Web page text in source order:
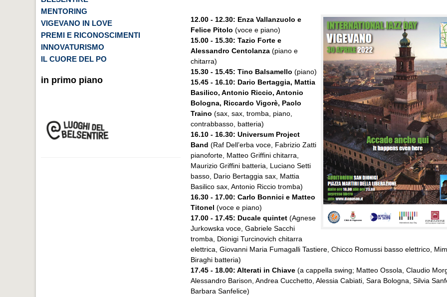
MENTORING
VIGEVANO IN LOVE
PREMI E RICONOSCIMENTI
INNOVATURISMO
IL CUORE DEL PO
in primo piano
12.00 - 12.30: Enza Vallanzuolo e
Felice Pitolo (voce e piano)
15.00 - 15.30: Tazio Forte e
Alessandro Centolanza (piano e
chitarra)
15.30 - 15.45: Tino Balsamello (piano)
15.45 - 16.10: Dario Bertaggia, Mattia
Basilico, Antonio Riccio, Antonio
Bologna, Riccardo Vigorè, Paolo
Traino (sax, sax, tromba, piano,
contrabbasso, batteria)
16.10 - 16.30: Universum Project
Band (Raf Dell’erba voce, Fabrizio Zatti
pianoforte, Matteo Griffini chitarra,
Maurizio Griffini batteria, Luciano Setti
basso, Dario Bertaggia sax, Mattia
Basilico sax, Antonio Riccio tromba)
16.30 - 17.00: Carlo Bonnici e Matteo
Titonel (voce e piano)
17.00 - 17.45: Ducale quintet (Agnese
Jurkowska voce, Gabriele Sacchi
tromba, Dionigi Turcinovich chitarra
elettrica, Giovanni Maria Fumagalli Tastiere, Chicco Romussi basso elettrico,
Biraghi batteria)
17.45 - 18.00: Alterati in Chiave (a cappella swing; Matteo Ossola, Claudio
Alessandro Barison, Andrea Cucchetto, Alessia Cabiati, Sara Bologna, Silvia
Barbara Sanfelice)